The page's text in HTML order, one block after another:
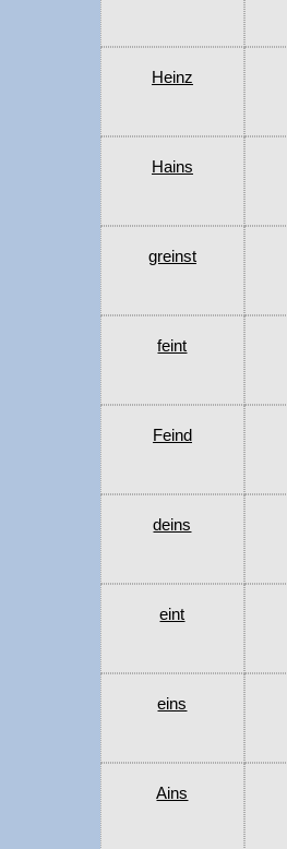
Heinz
Hains
greinst
feint
Feind
deins
eint
eins
Ains